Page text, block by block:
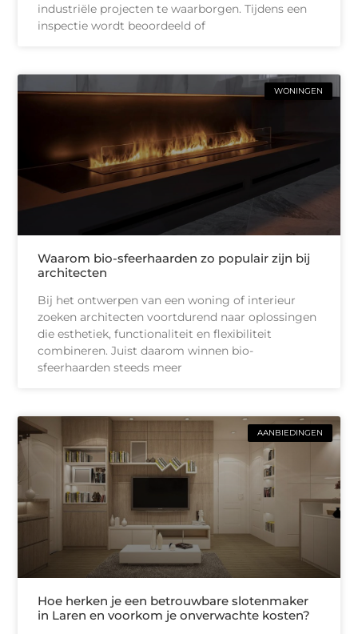
industriële projecten te waarborgen. Tijdens een
inspectie wordt beoordeeld of
WONINGEN
Waarom bio-sfeerhaarden zo populair zijn bij
architecten
Bij het ontwerpen van een woning of interieur
zoeken architecten voortdurend naar oplossingen
die esthetiek, functionaliteit en flexibiliteit
combineren. Juist daarom winnen bio-
sfeerhaarden steeds meer
AANBIEDINGEN
Hoe herken je een betrouwbare slotenmaker
in Laren en voorkom je onverwachte kosten?